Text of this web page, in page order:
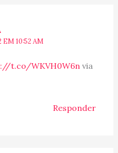
EM 10:52 AM
t.co/WKVH0W6n via
Responder